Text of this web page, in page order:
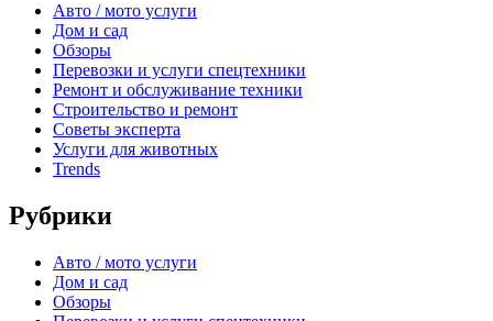
Авто / мото услуги
Дом и сад
Обзоры
Перевозки и услуги спецтехники
Ремонт и обслуживание техники
Строительство и ремонт
Советы эксперта
Услуги для животных
Trends
Рубрики
Авто / мото услуги
Дом и сад
Обзоры